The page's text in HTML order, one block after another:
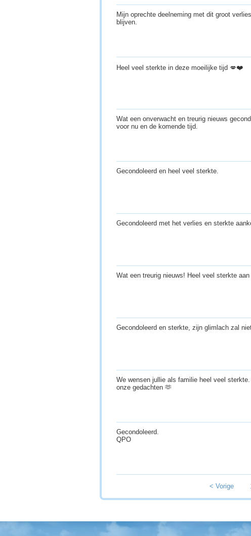
Mijn oprechte deelneming met dit groot
blijven.
Heel veel sterkte in deze moeilijke tijd 💋❤️
Wat een onverwacht en treurig nieuws
voor nu en de komende tijd.
Gecondoleerd en heel veel sterkte.
Gecondoleerd met het verlies en sterkte
Wat een treurig nieuws! Heel veel sterkte
Gecondoleerd en sterkte, zijn glimlach zal
We wensen jullie als familie heel veel
onze gedachten 🫶
Gecondoleerd.
QPO
< Vorige